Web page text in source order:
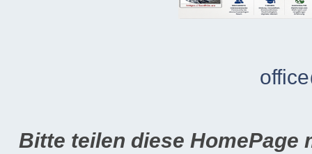
Bitte teilen diese HomePage